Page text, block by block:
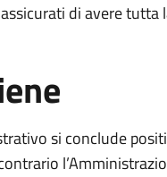
di avere
si conclude